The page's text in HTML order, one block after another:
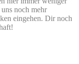
noch mehr
eingehen. Dir noch